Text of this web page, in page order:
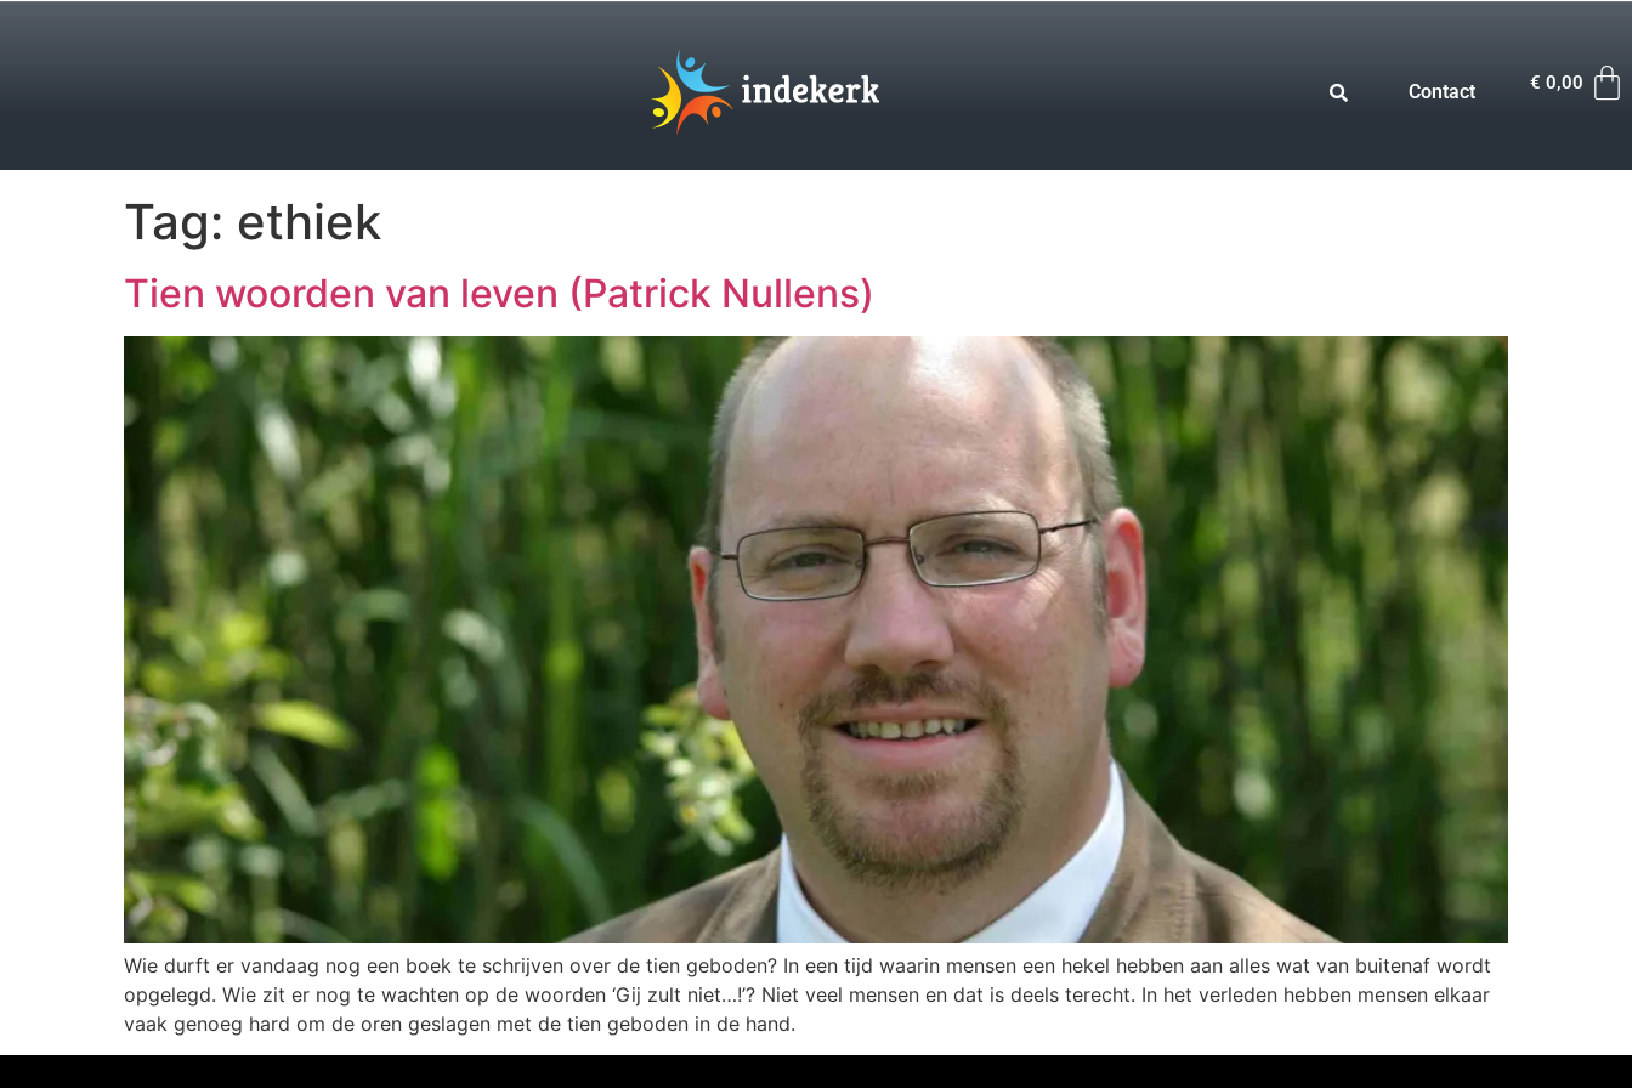
Contact € 0,00
Tag: ethiek
Tien woorden van leven (Patrick Nullens)
Wie durft er vandaag nog een boek te schrijven over de tien geboden? In een tijd waarin mensen een hekel hebben aan alles wat van buitenaf wordt
opgelegd. Wie zit er nog te wachten op de woorden ‘Gij zult niet…!’? Niet veel mensen en dat is deels terecht. In het verleden hebben mensen elkaar
vaak genoeg hard om de oren geslagen met de tien geboden in de hand.